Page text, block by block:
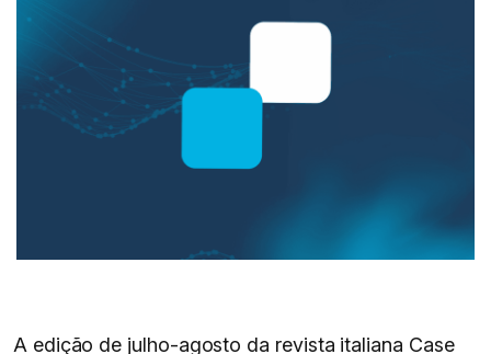
A edição de julho-agosto da revista italiana Case